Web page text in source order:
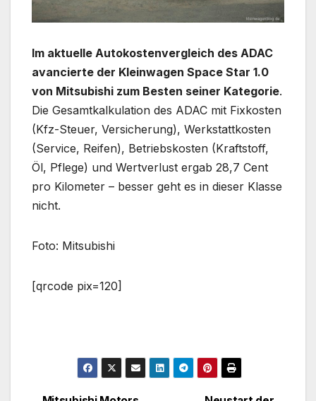
Im aktuelle Autokostenvergleich des ADAC
avancierte der Kleinwagen Space Star 1.0
von Mitsubishi zum Besten seiner Kategorie.
Die Gesamtkalkulation des ADAC mit Fixkosten
(Kfz-Steuer, Versicherung), Werkstattkosten
(Service, Reifen), Betriebskosten (Kraftstoff,
Öl, Pflege) und Wertverlust ergab 28,7 Cent
pro Kilometer – besser geht es in dieser Klasse
nicht.
Foto: Mitsubishi
[qrcode pix=120]